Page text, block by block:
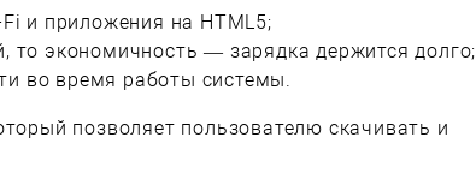
Fi и приложения на HTML5;
то экономичность — зарядка держится долго;
во время работы системы.
позволяет пользователю скачивать и